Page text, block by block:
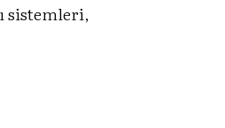
sistemleri,